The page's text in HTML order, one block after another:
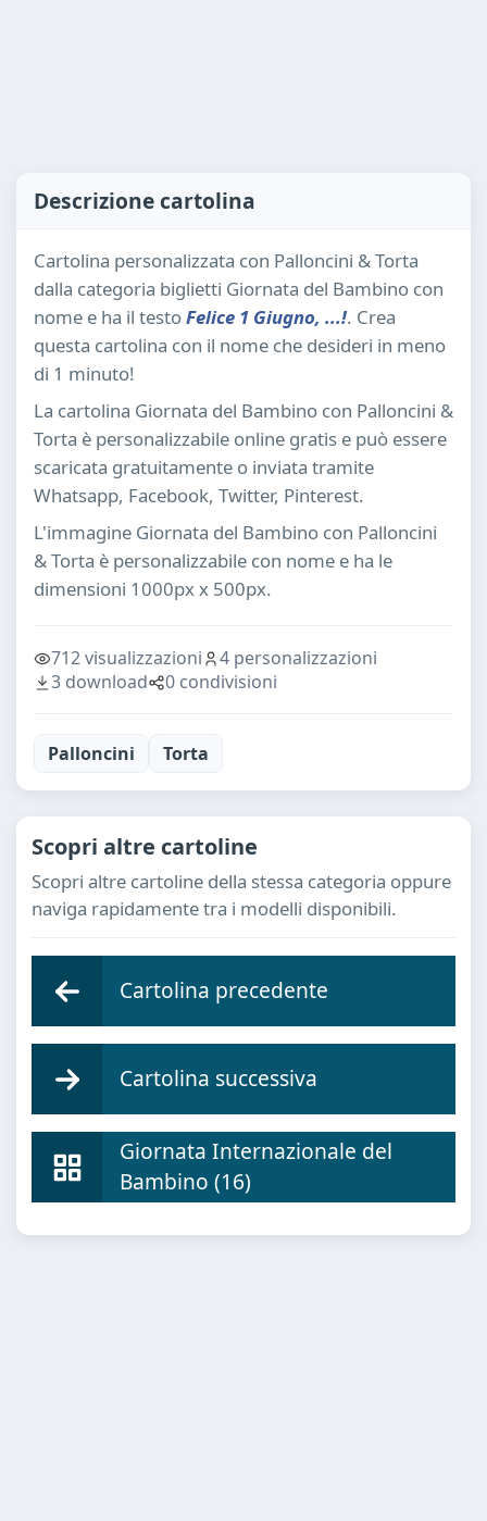
Descrizione cartolina
Cartolina personalizzata con Palloncini & Torta
dalla categoria biglietti Giornata del Bambino con
nome e ha il testoFelice 1 Giugno, ...!. Crea
questa cartolina con il nome che desideri in meno
di 1 minuto!
La cartolina Giornata del Bambino con Palloncini &
Torta è personalizzabile online gratis e può essere
scaricata gratuitamente o inviata tramite
Whatsapp, Facebook, Twitter, Pinterest.
L'immagine Giornata del Bambino con Palloncini
& Torta è personalizzabile con nome e ha le
dimensioni 1000px x 500px.
712 visualizzazioni
4 personalizzazioni
3 download
0 condivisioni
Palloncini Torta
Scopri altre cartoline
Scopri altre cartoline della stessa categoria oppure
naviga rapidamente tra i modelli disponibili.
Cartolina precedente
Cartolina successiva
Giornata Internazionale del
Bambino (16)